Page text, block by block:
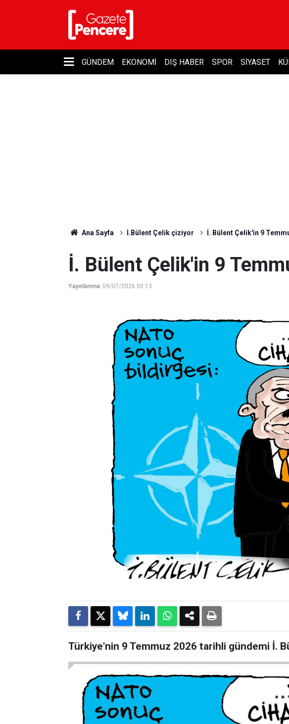
GÜNDEM EKONOMI DIŞ HABER SPOR SIYASET
Ana Sayfa İ.Bülent Çelik çiziyor İ. Bülent Çelik'in 9
İ. Bülent Çelik'in 9
Yayınlanma: 09/07/2026 00:13
Türkiye'nin 9 Temmuz 2026 tarihli gündemi İ.